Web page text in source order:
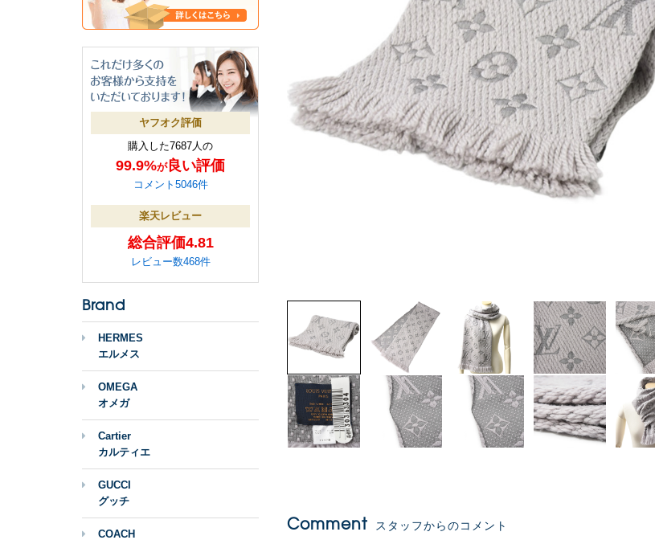
Comment スタッフからのコメント
ヤフオク評価
購入した7687人の
99.9%が良い評価
コメント5046件
楽天レビュー
総合評価4.81
レビュー数468件
Brand
HERMES
エルメス
OMEGA
オメガ
Cartier
カルティエ
GUCCI
グッチ
COACH